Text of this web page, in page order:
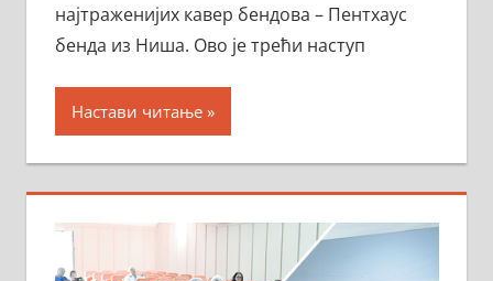
најтраженијих кавер бендова – Пентхаус
бенда из Ниша. Ово је трећи наступ
Настави читање